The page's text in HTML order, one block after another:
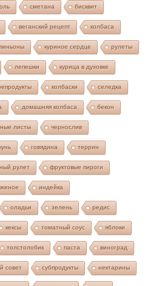
сметана бисквит
веганский рецепт колбаса
куриное сердце рулеты
лепешки курица в духовке
колбаски селедка
домашняя колбаса бекон
листы чернослив
говядина террин
рулет фруктовые пироги
индейка
оладьи зелень редис
кексы томатный соус яблоки
толстолобик паста виноград
совет субпродукты нектарины